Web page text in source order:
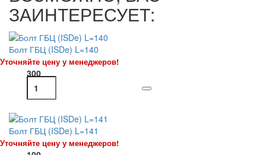
ЗАИНТЕРЕСУЕТ:
Болт ГБЦ (ISDe) L=140
Уточняйте цену у менеджеров!
300
Болт ГБЦ (ISDe) L=141
Уточняйте цену у менеджеров!